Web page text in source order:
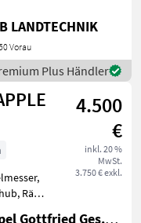
leicht
✅Zinke
LANDTECHNIK
Vorau
Plus Händler
4.500
€
inkl. 20 %
MwSt.
3.750 € exkl.
Räder
Kappel Gottfried Ges.m.b.H.